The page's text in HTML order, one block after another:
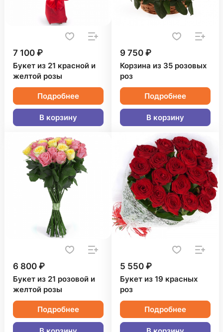
7 100 ₽
Букет из 21 красной и
желтой розы
Подробнее
В корзину
9 750 ₽
Корзина из 35 розовых
роз
Подробнее
В корзину
6 800 ₽
Букет из 21 розовой и
желтой розы
Подробнее
5 550 ₽
Букет из 19 красных
роз
Подробнее